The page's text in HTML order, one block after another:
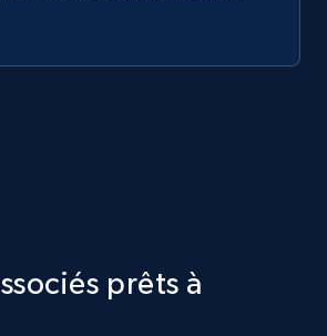
prêts à